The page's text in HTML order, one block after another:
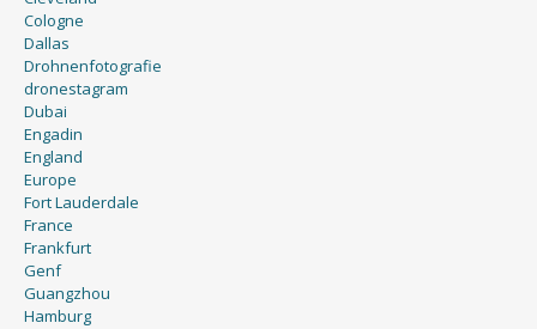
Cologne
Dallas
Drohnenfotografie
dronestagram
Dubai
Engadin
England
Europe
Fort Lauderdale
France
Frankfurt
Genf
Guangzhou
Hamburg